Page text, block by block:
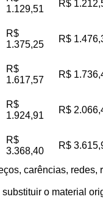
1.129,51
R$
R$
1.375,25
R$
R$
1.617,57
R$
R$
1.924,91
R$
R$
3.368,40
R$
carências,
o material